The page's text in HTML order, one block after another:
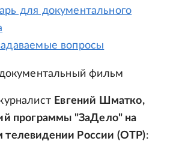
для документального
вопросы
документальный фильм
Евгений Шматко,
программы "ЗаДело" на
России (ОТР):